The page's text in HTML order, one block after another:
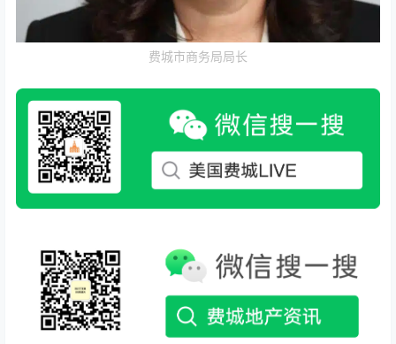
费城市商务局局长